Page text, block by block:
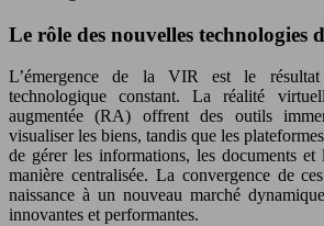
Le rôle des nouvelles technologies
L’émergence de la VIR est le résultat
technologique constant. La réalité
augmentée (RA) offrent des outils
visualiser les biens, tandis que les
de gérer les informations, les documents et
manière centralisée. La convergence de
naissance à un nouveau marché
innovantes et performantes.